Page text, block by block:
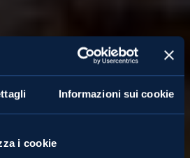
Informazioni sui cookie
i cookie